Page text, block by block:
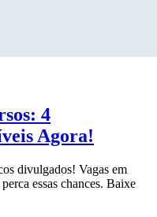
4
Agora!
divulgados! Vagas em
essas chances. Baixe